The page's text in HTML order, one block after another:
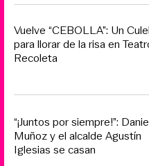
Vuelve “CEBOLLA”: Un
para llorar de la risa en
Recoleta
“¡Juntos por siempre!”:
Muñoz y el alcalde Agustín
Iglesias se casan